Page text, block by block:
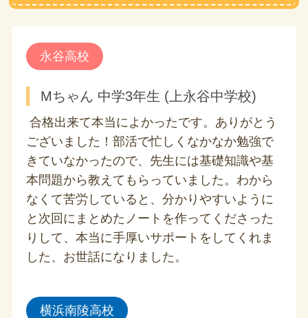
永谷高校
Mちゃん 中学3年生 (上永谷中学校)
合格出来て本当によかったです。ありがとう
ございました！部活で忙しくなかなか勉強で
きていなかったので、先生には基礎知識や基
本問題から教えてもらっていました。わから
なくて苦労していると、分かりやすいように
と次回にまとめたノートを作ってくださった
りして、本当に手厚いサポートをしてくれま
した、お世話になりました。
横浜南陵高校